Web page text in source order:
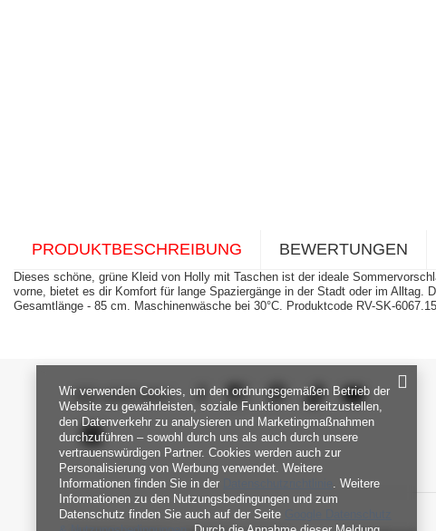
PRODUKTBESCHREIBUNG BEWERTUNGEN
Dieses schöne, grüne Kleid von Holly mit Taschen ist der ideale
vorne, bietet es dir Komfort für lange Spaziergänge in der Stadt oder im
Gesamtlänge - 85 cm. Maschinenwäsche bei 30°C. Produktcode RV-SK-
SEI UNS NAH
Wir verwenden Cookies, um den ordnungsgemäßen Betrieb der
Website zu gewährleisten, soziale Funktionen bereitzustellen,
den Datenverkehr zu analysieren und Marketingmaßnahmen
durchzuführen – sowohl durch uns als auch durch unsere
vertrauenswürdigen Partner. Cookies werden auch zur
Personalisierung von Werbung verwendet. Weitere
Informationen finden Sie in der
. Weitere
Informationen zu den Nutzungsbedingungen und zum
Datenschutz finden Sie auch auf der Seite